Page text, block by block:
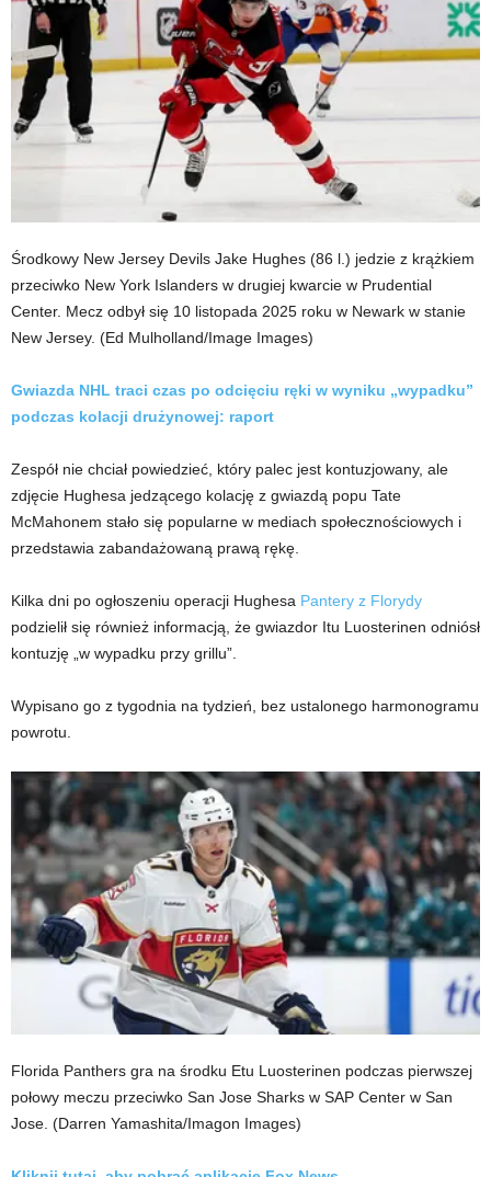
Środkowy New Jersey Devils Jake Hughes (86 l.) jedzie z krążkiem
przeciwko New York Islanders w drugiej kwarcie w Prudential
Center. Mecz odbył się 10 listopada 2025 roku w Newark w stanie
New Jersey. (Ed Mulholland/Image Images)
Gwiazda NHL traci czas po odcięciu ręki w wyniku „wypadku”
podczas kolacji drużynowej: raport
Zespół nie chciał powiedzieć, który palec jest kontuzjowany, ale
zdjęcie Hughesa jedzącego kolację z gwiazdą popu Tate
McMahonem stało się popularne w mediach społecznościowych i
przedstawia zabandażowaną prawą rękę.
Kilka dni po ogłoszeniu operacji Hughesa Pantery z Florydy
podzielił się również informacją, że gwiazdor Itu Luosterinen odniósł
kontuzję „w wypadku przy grillu”.
Wypisano go z tygodnia na tydzień, bez ustalonego harmonogramu
powrotu.
Florida Panthers gra na środku Etu Luosterinen podczas pierwszej
połowy meczu przeciwko San Jose Sharks w SAP Center w San
Jose. (Darren Yamashita/Imagon Images)